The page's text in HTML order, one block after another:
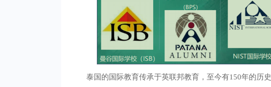
泰国的国际教育传承于英联邦教育，至今有150年的历